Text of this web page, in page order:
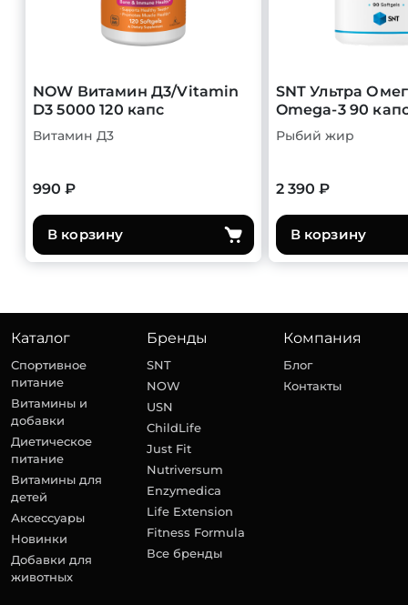
NOW Витамин Д3/Vitamin
D3 5000 120 капс
Витамин Д3
990 ₽
В корзину
SNT Ультра
Omega-3 90
Рыбий жир
2 390 ₽
В корзину
Каталог
Спортивное
питание
Витамины и
добавки
Диетическое
питание
Витамины для
детей
Аксессуары
Новинки
Добавки для
животных
Бренды
SNT
NOW
USN
ChildLife
Just Fit
Nutriversum
Enzymedica
Life Extension
Fitness Formula
Все бренды
Компания
Блог
Контакты